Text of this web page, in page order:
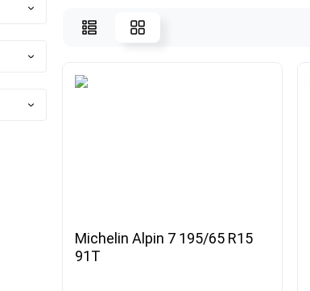
Michelin Alpin 7 195/65 R15
91T